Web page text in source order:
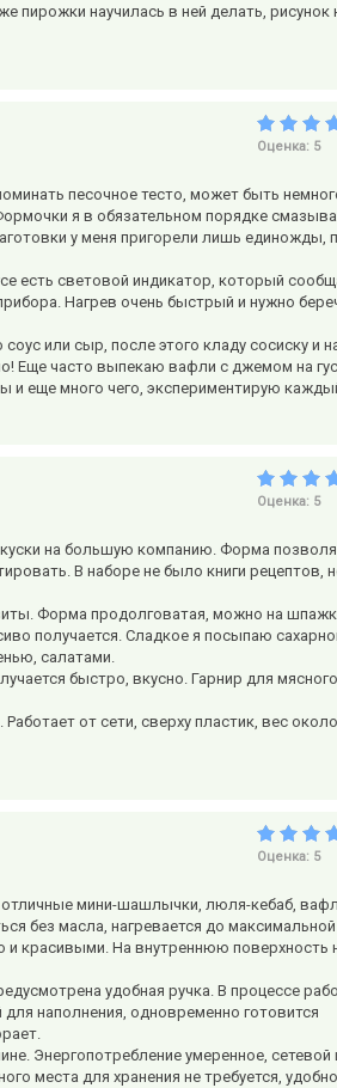
научилась в ней делать, рисунок
Оценка: 5
песочное тесто, может быть
я в обязательном порядке
у меня пригорели лишь единожды,
есть световой индикатор, который
Нагрев очень быстрый и нужно
или сыр, после этого кладу сосиску и
Еще часто выпекаю вафли с джемом на
еще много чего, экспериментирую
Оценка: 5
на большую компанию. Форма
В наборе не было книги рецептов,
Форма продолговатая, можно на
получается. Сладкое я посыпаю
салатами.
быстро, вкусно. Гарнир для
от сети, сверху пластик, вес около
Оценка: 5
отличные мини-шашлычки, люля-кебаб,
без масла, нагревается до максимальной
красивыми. На внутреннюю поверхность
удобная ручка. В процессе
наполнения, одновременно готовится
Энергопотребление умеренное, сетевой
места для хранения не требуется,